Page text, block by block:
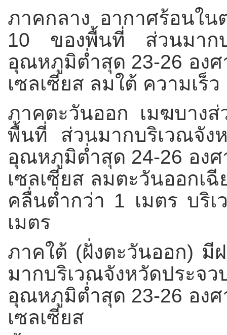
ภาคกลาง อากาศร้อนใ
10 ของพื้นที่ ส่วนมาก
อุณหภูมิต่ำสุด 23-26 อง
เซลเซียส ลมใต้ ความเร็
ภาคตะวันออก เมฆบาง
พื้นที่ ส่วนมากบริเวณจัง
อุณหภูมิต่ำสุด 24-26 อง
เซลเซียส ลมตะวันออกเฉี
คลื่นต่ำกว่า 1 เมตร บริ
เมตร
ภาคใต้ (ฝั่งตะวันออก) มี
มากบริเวณจังหวัดประ
อุณหภูมิต่ำสุด 23-26 อง
เซลเซียส